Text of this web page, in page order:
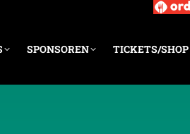
SPONSOREN TICKETS/SHOP